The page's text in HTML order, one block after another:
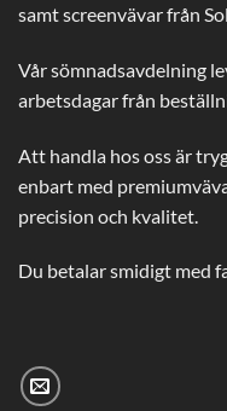
samt screenvävar från
Vår sömnadsavdelning
arbetsdagar från
Att handla hos oss är
enbart med
precision och kvalitet.
Du betalar smidigt med